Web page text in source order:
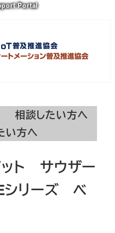
Portal
相談したい方へ
い方へ
ト サウザー
シリーズ ベ